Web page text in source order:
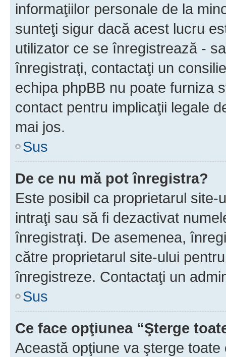
informaţiilor personale de la
sunteţi sigur dacă acest lucru
utilizator ce se înregistrează -
înregistraţi, contactaţi un
echipa phpBB nu poate furniza
contact pentru implicaţii legale
mai jos.
Sus
De ce nu mă pot înregistra?
Este posibil ca proprietarul
intraţi sau să fi dezactivat
înregistraţi. De asemenea,
către proprietarul site-ului
înregistreze. Contactaţi un
Sus
Ce face opţiunea “Şterge
Această opţiune va şterge